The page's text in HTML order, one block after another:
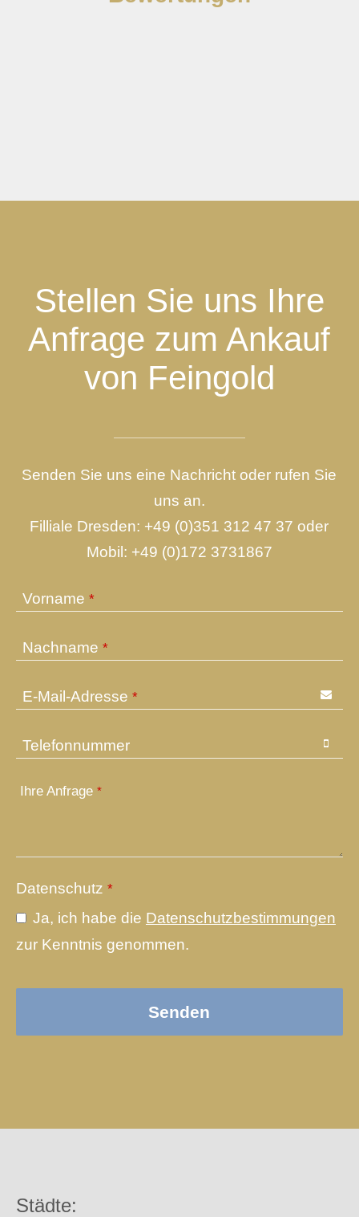
Stellen Sie uns Ihre
Anfrage zum Ankauf
von Feingold
Senden Sie uns eine Nachricht oder rufen Sie
uns an.
Filliale Dresden: +49 (0)351 312 47 37 oder
Mobil: +49 (0)172 3731867
Vorname *
Nachname *
E-Mail-Adresse *
Telefonnummer
Ihre Anfrage *
Datenschutz *
Ja, ich habe die Datenschutzbestimmungen
zur Kenntnis genommen.
Website
Senden
Städte: